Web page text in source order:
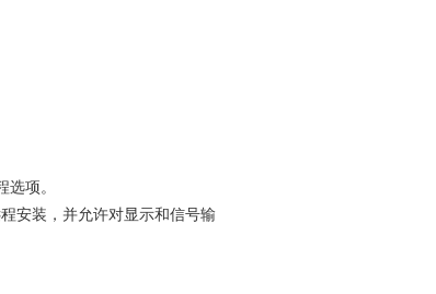
项。
安装，并允许对显示和信号输